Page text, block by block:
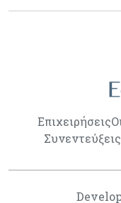
Επιχειρήσεις
Συνεντεύξεις